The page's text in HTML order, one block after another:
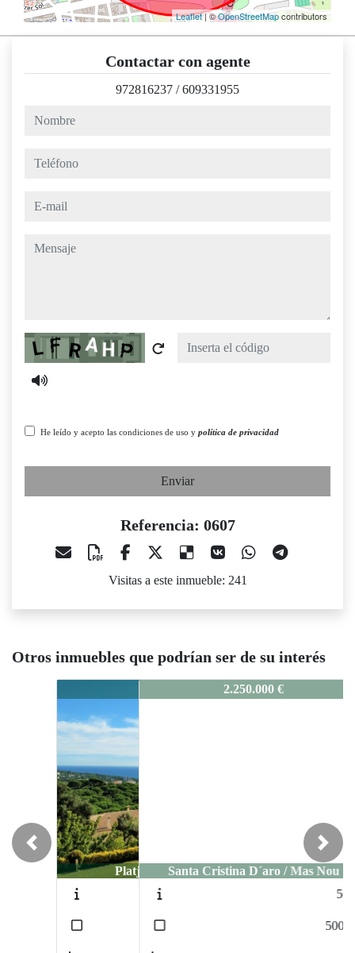
Leaflet| ©OpenStreetMapcontributors
Contactar con agente
972816237 /609331955
nombre
teléfono
e-mail
mensaje
Captcha
He leído y acepto las condiciones de uso y política de privacidad
Enviar
Referencia: 0607
Visitas a este inmueble: 241
Otros inmuebles que podrían ser de su interés
Santa Cristina D´aro / Mas Nou
Previous Next